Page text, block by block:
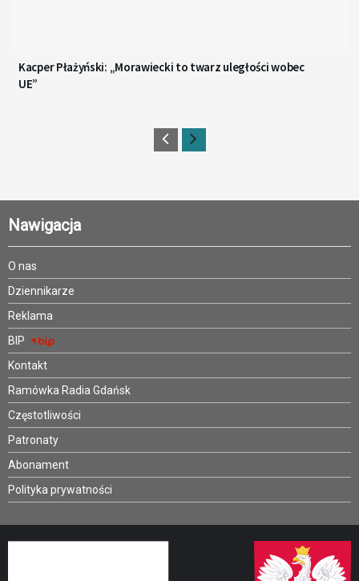
Kacper Płażyński: „Morawiecki to twarz uległości wobec
UE”
Nawigacja
O nas
Dziennikarze
Reklama
BIP
Kontakt
Ramówka Radia Gdańsk
Częstotliwości
Patronaty
Abonament
Polityka prywatności